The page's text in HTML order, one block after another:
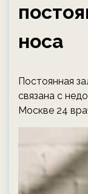
носа
Постоянная
связана с
Москве 24